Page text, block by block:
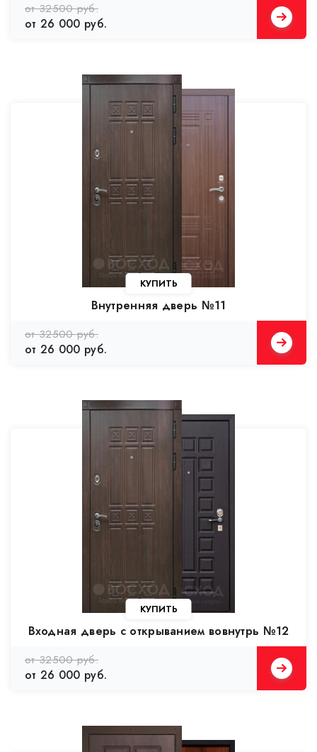
от 32500 руб.
от 26 000 руб.
Внутренняя дверь №11
от 32500 руб.
от 26 000 руб.
Входная дверь с открыванием вовнутрь №12
от 32500 руб.
от 26 000 руб.